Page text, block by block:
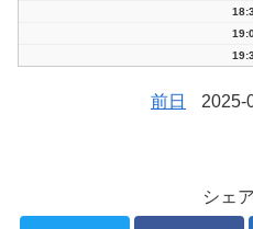
前日 2025-
シェ